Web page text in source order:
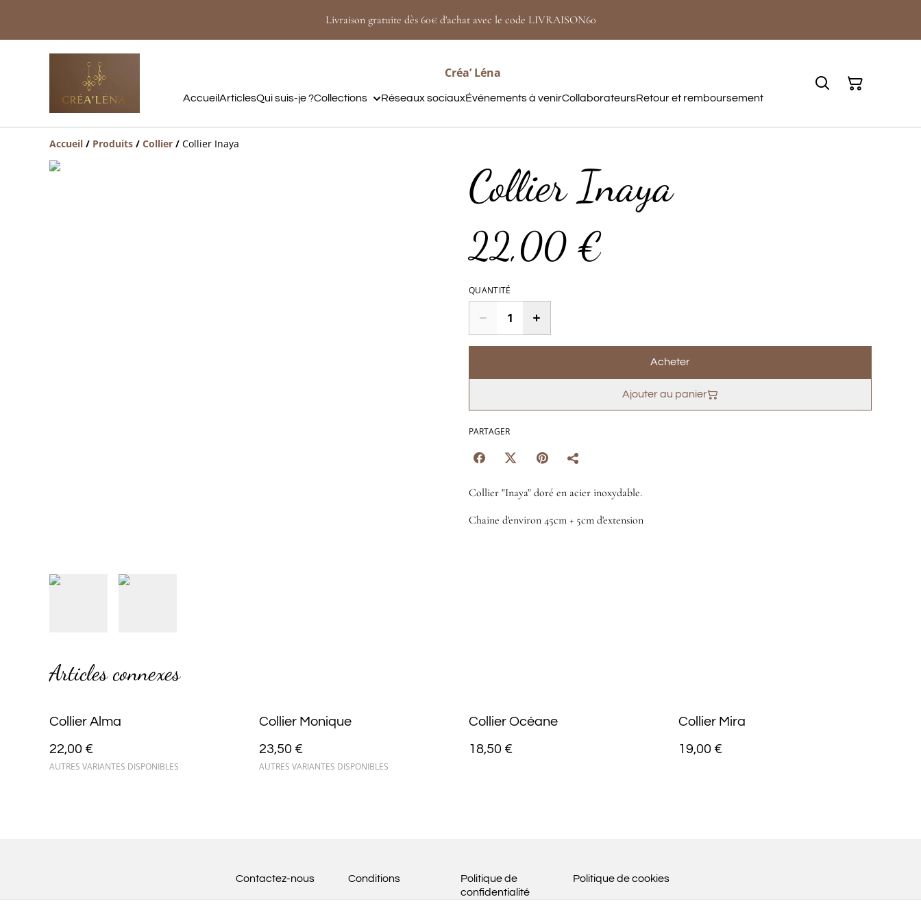
Livraison gratuite dès 60€ d'achat avec le code LIVRAISON60
Créa’ Léna
AccueilArticlesQui suis-je ?Collections Réseaux sociauxÉvénements à venirCollaborateursRetour et remboursement
Accueil / Produits / Collier / Collier Inaya
Collier Inaya
22,00 €
QUANTITÉ
Acheter
Ajouter au panier
PARTAGER
Collier "Inaya" doré en acier inoxydable.
Chaine d'environ 45cm + 5cm d'extension
Articles connexes
Collier Alma
22,00 €
AUTRES VARIANTES DISPONIBLES
Collier Monique
23,50 €
AUTRES VARIANTES DISPONIBLES
Collier Océane
18,50 €
Collier Mira
19,00 €
Contactez-nous Conditions
Politique de
confidentialité
Politique de cookies